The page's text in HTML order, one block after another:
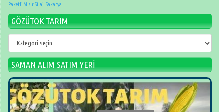
Paketli Mısır Silajı Sakarya
GÖZÜTOK TARIM
TARIM
SAMAN ALIM SATIM YERİ